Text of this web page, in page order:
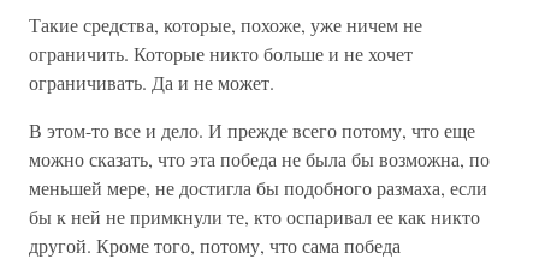
Такие средства, которые, похоже, уже ничем не
ограничить. Которые никто больше и не хочет
ограничивать. Да и не может.
В этом-то все и дело. И прежде всего потому, что еще
можно сказать, что эта победа не была бы возможна, по
меньшей мере, не достигла бы подобного размаха, если
бы к ней не примкнули те, кто оспаривал ее как никто
другой. Кроме того, потому, что сама победа